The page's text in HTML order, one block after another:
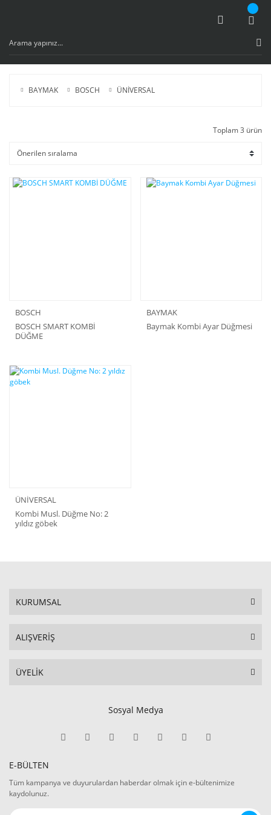
BAYMAK BOSCH ÜNİVERSAL
Toplam 3 ürün
BOSCH
BOSCH SMART KOMBİ
DÜĞME
BAYMAK
Baymak Kombi Ayar Düğmesi
ÜNİVERSAL
Kombi Musl. Düğme No: 2
yıldız göbek
KURUMSAL
ALIŞVERİŞ
ÜYELİK
Sosyal Medya
E-BÜLTEN
Tüm kampanya ve duyurulardan haberdar olmak için e-bültenimize
kaydolunuz.